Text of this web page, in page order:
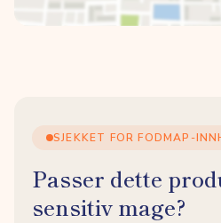
SJEKKET FOR FODMAP-
Passer dette
sensitiv mage?